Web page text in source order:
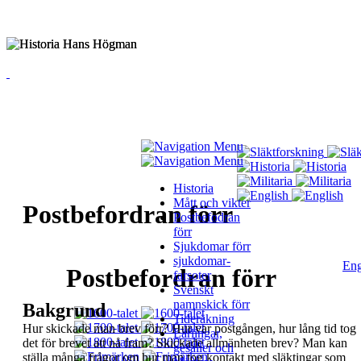
Postbefordran förr
Bakgrund
Hur skickade man brev förr?Hur var postgången, hurlång tid tog
det för brevetatt nå fram? Skickadeallmänheten brev? Man kan
ställa många frågor om hurman tog kontakt med släktingar som
Postbefordran förr
Historia
Mått och vikter
Postbefodran
förr
Sjukdomar förr
sjukdomar-
farsoter
Svenskt
namnskick förr
Tideräkning
Lärlingar,
gesäller och